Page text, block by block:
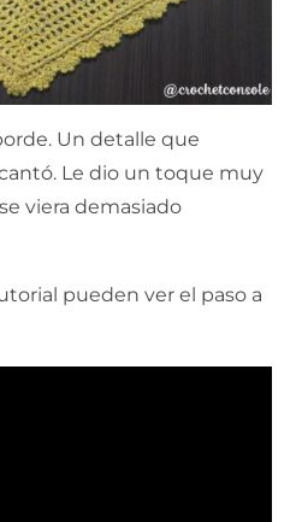
Un detalle que
Le dio un toque muy
viera demasiado
pueden ver el paso a